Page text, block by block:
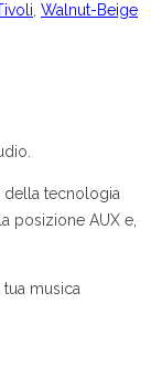
, Walnut-Beige
della tecnologia
posizione AUX e,
musica